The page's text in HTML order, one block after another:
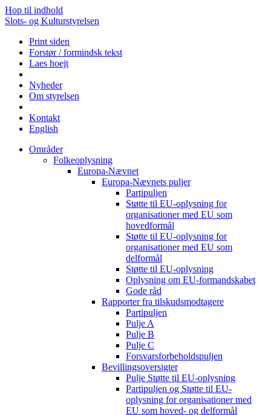
Hop til indhold
Slots- og Kulturstyrelsen
Print siden
Forstør / formindsk tekst
Laes hoejt
Nyheder
Om styrelsen
Kontakt
English
Områder
Folkeoplysning
Europa-Nævnet
Europa-Nævnets puljer
Partipuljen
Støtte til EU-oplysning for
organisationer med EU som
hovedformål
Støtte til EU-oplysning for
organisationer med EU som
delformål
Støtte til EU-oplysning
Oplysning om EU-formandskabet
Gode råd
Rapporter fra tilskudsmodtagere
Partipuljen
Pulje A
Pulje B
Pulje C
Forsvarsforbeholdspuljen
Bevillingsoversigter
Pulje Støtte til EU-oplysning
Partipuljen og Støtte til EU-
oplysning for organisationer med
EU som hoved- og delformål